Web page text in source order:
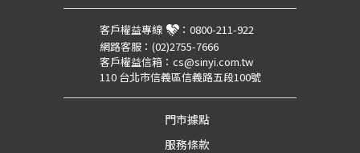
客戶權益專線 ： 0800-211-922
網路客服： (02)2755-7666
客戶權益信箱： cs@sinyi.com.tw
110 台北市信義區信義路五段100號
門市據點
服務條款